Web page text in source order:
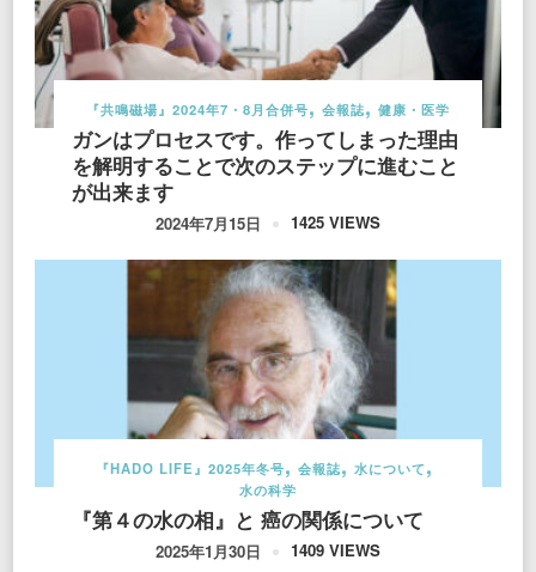
『共鳴磁場』2024年7・8月合併号 会報誌 健康・医学
ガンはプロセスです。作ってしまった理由
を解明することで次のステップに進むこと
が出来ます
2024年7月15日 1425 VIEWS
『HADO LIFE』2025年冬号 会報誌
水について
水の科学
『第４の水の相』と 癌の関係について
2025年1月30日 1409 VIEWS